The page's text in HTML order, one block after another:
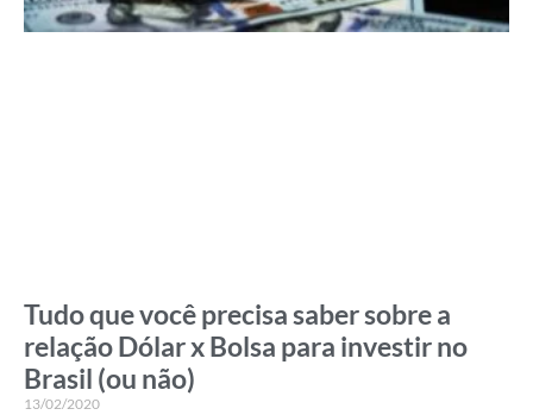
Tudo que você precisa saber sobre a
relação Dólar x Bolsa para investir no
Brasil (ou não)
13/02/2020